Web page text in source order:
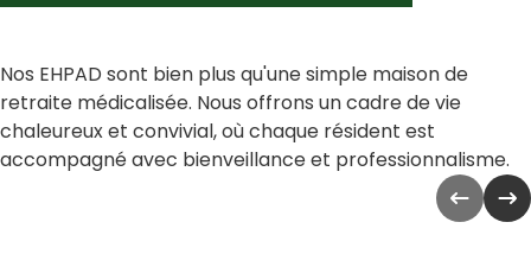
Nos EHPAD sont bien plus qu'une simple maison de
retraite médicalisée. Nous offrons un cadre de vie
chaleureux et convivial, où chaque résident est
accompagné avec bienveillance et professionnalisme.